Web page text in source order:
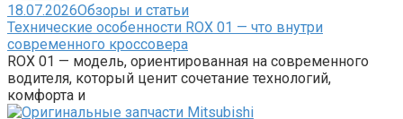
18.07.2026Обзоры и статьи
Технические особенности ROX 01 — что внутри
современного кроссовера
ROX 01 — модель, ориентированная на современного
водителя, который ценит сочетание технологий,
комфорта и